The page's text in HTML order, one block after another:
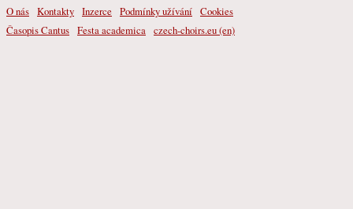
O nás Kontakty Inzerce Podmínky užívání Cookies
Časopis Cantus Festa academica czech-choirs.eu (en)